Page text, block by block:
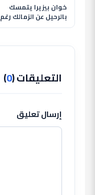
خوان بيزيرا يتمسك
بالرحيل عن الزمالك رغم
قرار النادي وغموض
التعليقات (0
)
إرسال تعليق